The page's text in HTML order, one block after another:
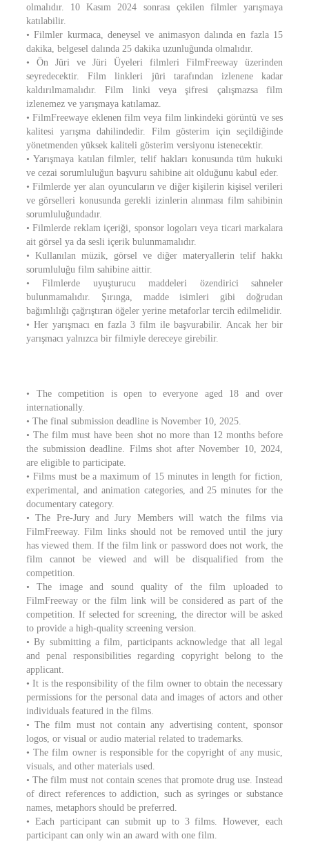
olmalıdır. 10 Kasım 2024 sonrası çekilen filmler yarışmaya
katılabilir.
• Filmler kurmaca, deneysel ve animasyon dalında en fazla 15
dakika, belgesel dalında 25 dakika uzunluğunda olmalıdır.
• Ön Jüri ve Jüri Üyeleri filmleri FilmFreeway üzerinden
seyredecektir. Film linkleri jüri tarafından izlenene kadar
kaldırılmamalıdır. Film linki veya şifresi çalışmazsa film
izlenemez ve yarışmaya katılamaz.
• FilmFreewaye eklenen film veya film linkindeki görüntü ve ses
kalitesi yarışma dahilindedir. Film gösterim için seçildiğinde
yönetmenden yüksek kaliteli gösterim versiyonu istenecektir.
• Yarışmaya katılan filmler, telif hakları konusunda tüm hukuki
ve cezai sorumluluğun başvuru sahibine ait olduğunu kabul eder.
• Filmlerde yer alan oyuncuların ve diğer kişilerin kişisel verileri
ve görselleri konusunda gerekli izinlerin alınması film sahibinin
sorumluluğundadır.
• Filmlerde reklam içeriği, sponsor logoları veya ticari markalara
ait görsel ya da sesli içerik bulunmamalıdır.
• Kullanılan müzik, görsel ve diğer materyallerin telif hakkı
sorumluluğu film sahibine aittir.
• Filmlerde uyuşturucu maddeleri özendirici sahneler
bulunmamalıdır. Şırınga, madde isimleri gibi doğrudan
bağımlılığı çağrıştıran öğeler yerine metaforlar tercih edilmelidir.
• Her yarışmacı en fazla 3 film ile başvurabilir. Ancak her bir
yarışmacı yalnızca bir filmiyle dereceye girebilir.
• The competition is open to everyone aged 18 and over
internationally.
• The final submission deadline is November 10, 2025.
• The film must have been shot no more than 12 months before
the submission deadline. Films shot after November 10, 2024,
are eligible to participate.
• Films must be a maximum of 15 minutes in length for fiction,
experimental, and animation categories, and 25 minutes for the
documentary category.
• The Pre-Jury and Jury Members will watch the films via
FilmFreeway. Film links should not be removed until the jury
has viewed them. If the film link or password does not work, the
film cannot be viewed and will be disqualified from the
competition.
• The image and sound quality of the film uploaded to
FilmFreeway or the film link will be considered as part of the
competition. If selected for screening, the director will be asked
to provide a high-quality screening version.
• By submitting a film, participants acknowledge that all legal
and penal responsibilities regarding copyright belong to the
applicant.
• It is the responsibility of the film owner to obtain the necessary
permissions for the personal data and images of actors and other
individuals featured in the films.
• The film must not contain any advertising content, sponsor
logos, or visual or audio material related to trademarks.
• The film owner is responsible for the copyright of any music,
visuals, and other materials used.
• The film must not contain scenes that promote drug use. Instead
of direct references to addiction, such as syringes or substance
names, metaphors should be preferred.
• Each participant can submit up to 3 films. However, each
participant can only win an award with one film.